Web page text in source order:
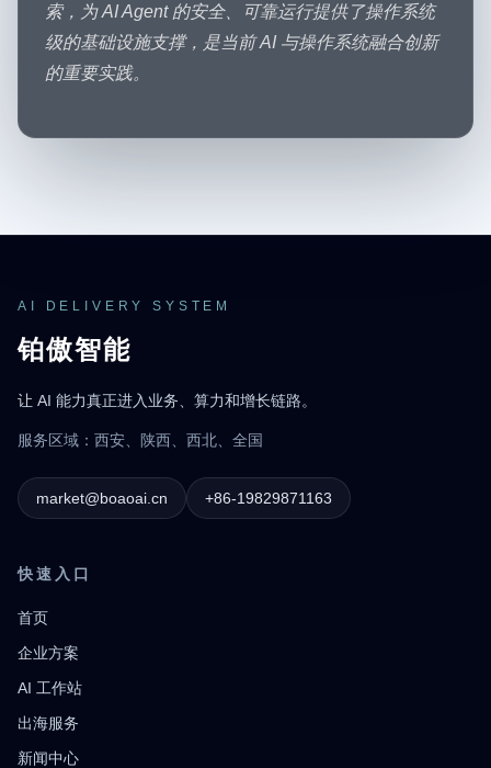
索，为 AI Agent 的安全、可靠运行提供了操作系统
级的基础设施支撑，是当前 AI 与操作系统融合创新
的重要实践。
AI DELIVERY SYSTEM
铂傲智能
让 AI 能力真正进入业务、算力和增长链路。
服务区域：西安、陕西、西北、全国
market@boaoai.cn +86-19829871163
快速入口
首页
企业方案
AI 工作站
出海服务
新闻中心